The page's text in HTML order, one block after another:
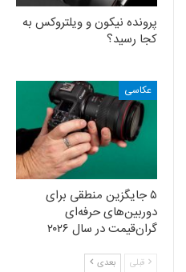
پرونده نیکون و ویلتروکس به
کجا رسید؟
عکاسی
۵ جایگزین منطقی برای
دوربین‌های حرفه‌ای
گران‌قیمت در سال ۲۰۲۶
قبلی بعدی